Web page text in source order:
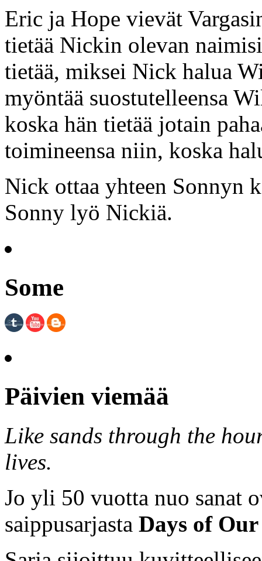
Eric ja Hope vievät
tietää Nickin olevan
tietää, miksei Nick halua
myöntää suostutelleensa
koska hän tietää jotain
toimineensa niin, koska
Nick ottaa yhteen Sonnyn
Sonny lyö Nickiä.
Some
Päivien viemää
Like sands through the
lives.
Jo yli 50 vuotta nuo sanat
saippusarjasta Days of